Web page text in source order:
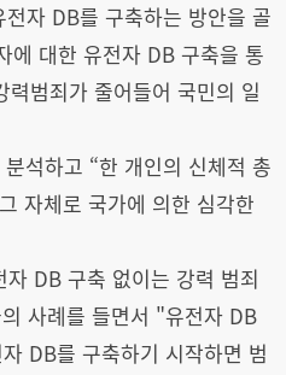
자 DB를 구축하는 방안을 골
에 대한 유전자 DB 구축을 통
범죄가 줄어들어 국민의 일
석하고 “한 개인의 신체적 총
자체로 국가에 의한 심각한
DB 구축 없이는 강력 범죄
사례를 들면서 "유전자 DB
DB를 구축하기 시작하면 범